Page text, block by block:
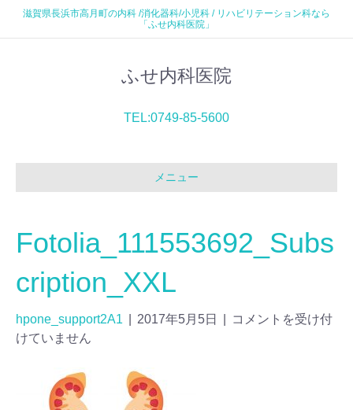
滋賀県長浜市高月町の内科 /消化器科/小児科 / リハビリテーション科なら
「ふせ内科医院」
ふせ内科医院
TEL:0749-85-5600
メニュー
Fotolia_111553692_Subs
cription_XXL
hpone_support2A1 2017年5月5日
コメントを受け付
けていません